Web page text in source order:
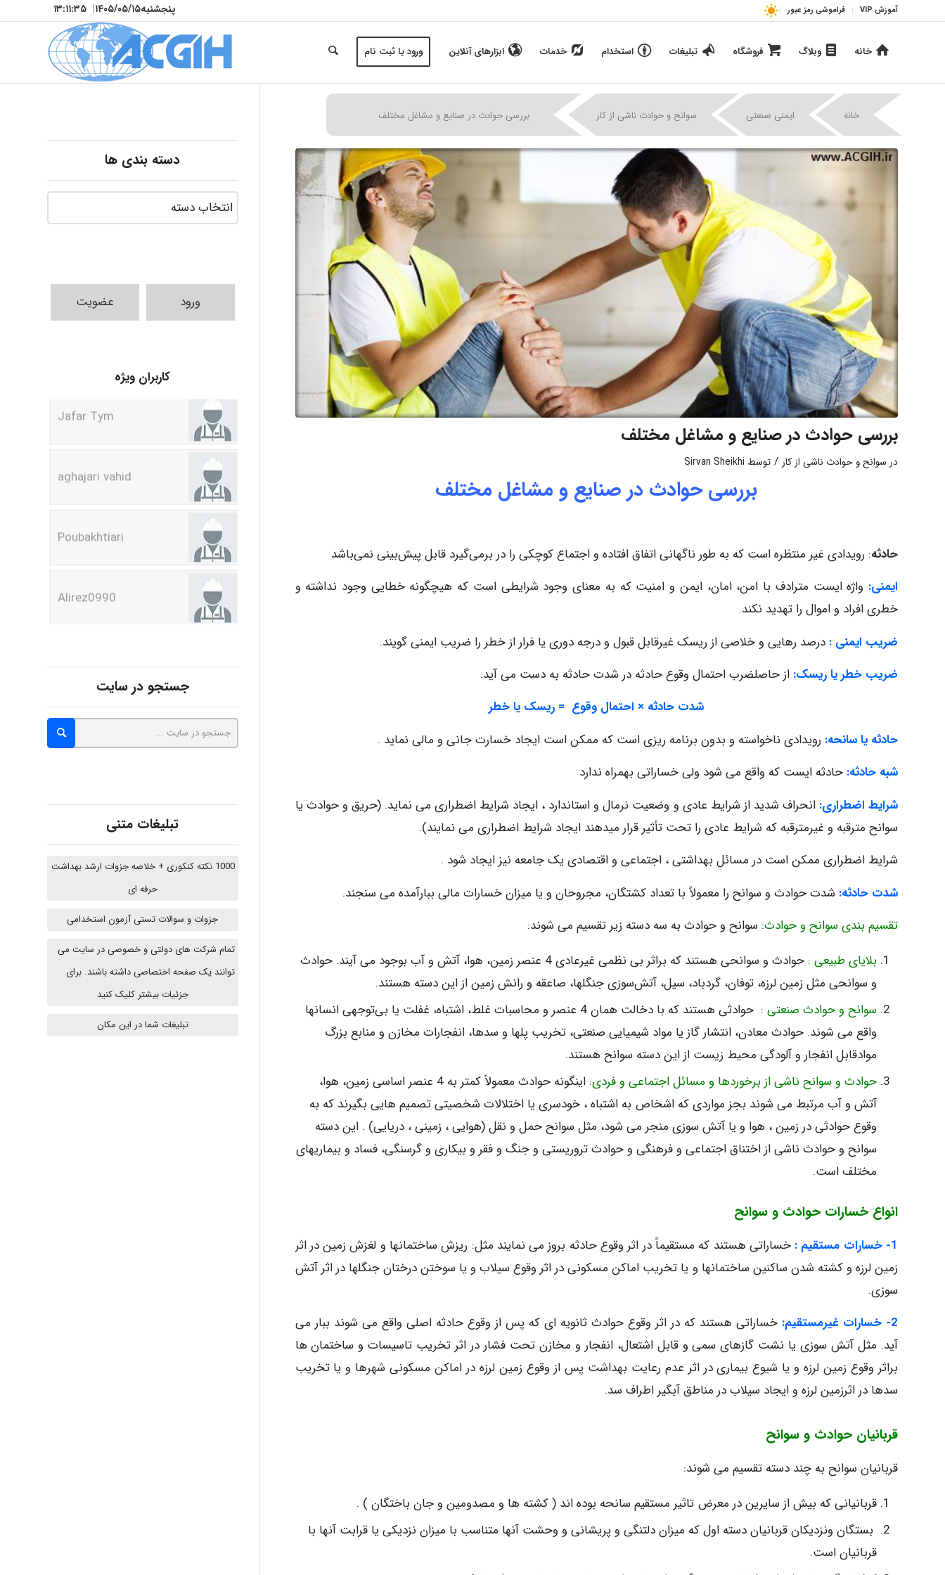
آموزش VIP فراموشی رمز عبور پنجشنبه۱۴۰۵/۰۵/۱۵| ۱۳:۱۱:۳۷
خانه وبلاگ فروشگاه تبلیغات استخدام خدمات ابزارهای آنلاین ورود یا ثبت نام
خانه ایمنی صنعتی | سوانح و حوادث ناشی از کار بررسی حوادث در صنایع و مشاغل مختلف
بررسی حوادث در صنایع و مشاغل مختلف
در سوانح و حوادث ناشی از کار / توسط Sirvan Sheikhi
بررسی حوادث در صنایع و مشاغل مختلف
حادثه: رویدادی غیر منتظره است که به طور ناگهانی اتفاق افتاده و اجتماع کوچکی را در برمی‌گیرد قابل پیش‌بینی نمی‌باشد
ایمنی: واژه ایست مترادف با امن، امان، ایمن و امنیت که به معنای وجود شرایطی است که هیچگونه خطایی وجود نداشته و
خطری افراد و اموال را تهدید نکند.
ضریب ایمنی : درصد رهایی و خلاصی از ریسک غیرقابل قبول و درجه دوری یا فرار از خطر را ضریب ایمنی گویند.
ضریب خطر یا ریسک: از حاصلضرب احتمال وقوع حادثه در شدت حادثه به دست می آید:
شدت حادثه × احتمال وقوع = ریسک یا خطر
حادثه یا سانحه: رویدادی ناخواسته و بدون برنامه ریزی است که ممکن است ایجاد خسارت جانی و مالی نماید .
شبه حادثه: حادثه ایست که واقع می شود ولی خساراتی بهمراه ندارد
شرایط اضطراری: انحراف شدید از شرایط عادی و وضعیت نرمال و استاندارد ، ایجاد شرایط اضطراری می نماید. (حریق و حوادث یا
سوانح مترقبه و غیرمترقبه که شرایط عادی را تحت تأثیر قرار میدهند ایجاد شرایط اضطراری می نمایند).
شرایط اضطراری ممکن است در مسائل بهداشتی ، اجتماعی و اقتصادی یک جامعه نیز ایجاد شود .
شدت حادثه: شدت حوادث و سوانح را معمولاً با تعداد کشتگان، مجروحان و یا میزان خسارات مالی ببارآمده می سنجند.
تقسیم بندی سوانح و حوادث: سوانح و حوادث به سه دسته زیر تقسیم می شوند:
بلایای طبیعی :
حوادث و سوانحی هستند که براثر بی نظمی غیرعادی 4 عنصر زمین، هوا، آتش و آب بوجود می آیند. حوادث
و سوانحی مثل زمین لرزه، توفان، گردباد، سیل، آتش‌سوزی جنگلها، صاعقه و رانش زمین از این دسته هستند.
سوانح و حوادث صنعتی :
حوادثی هستند که با دخالت همان 4 عنصر و محاسبات غلط، اشتباه، غفلت یا بی‌توجهی انسانها
واقع می شوند. حوادث معادن، انتشار گاز یا مواد شیمیایی صنعتی، تخریب پلها و سدها، انفجارات مخازن و منابع بزرگ
موادقابل انفجار و آلودگی محیط زیست از این دسته سوانح هستند.
حوادث و سوانح ناشی از برخوردها و مسائل اجتماعی و فردی:
اینگونه حوادث معمولاً کمتر به 4 عنصر اساسی زمین، هوا،
آتش و آب مرتبط می شوند بجز مواردی که اشخاص به اشتباه ، خودسری یا اختلالات شخصیتی تصمیم هایی بگیرند که به
وقوع حوادثی در زمین ، هوا و یا آتش سوزی منجر می شود، مثل سوانح حمل و نقل (هوایی ، زمینی ، دریایی) . این دسته
سوانح و حوادث ناشی از اختناق اجتماعی و فرهنگی و حوادث تروریستی و جنگ و فقر و بیکاری و گرسنگی، فساد و بیماریهای
مختلف است.
انواع خسارات حوادث و سوانح
1- خسارات مستقیم :
خساراتی هستند که مستقیماً در اثر وقوع حادثه بروز می نمایند مثل: ریزش ساختمانها و لغزش زمین در اثر
زمین لرزه و کشته شدن ساکنین ساختمانها و یا تخریب اماکن مسکونی در اثر وقوع سیلاب و یا سوختن درختان جنگلها در اثر آتش
سوزی.
2- خسارات غیرمستقیم:
خساراتی هستند که در اثر وقوع حوادث ثانویه ای که پس از وقوع حادثه اصلی واقع می شوند ببار می
آید. مثل آتش سوزی یا نشت گازهای سمی و قابل اشتعال، انفجار و مخازن تحت فشار در اثر تخریب تاسیسات و ساختمان ها
براثر وقوع زمین لرزه و یا شیوع بیماری در اثر عدم رعایت بهداشت پس از وقوع زمین لرزه در اماکن مسکونی شهرها و یا تخریب
سدها در اثرزمین لرزه و ایجاد سیلاب در مناطق آبگیر اطراف سد.
قربانیان حوادث و سوانح
قربانیان سوانح به چند دسته تقسیم می شوند:
قربانیانی که بیش از سایرین در معرض تاثیر مستقیم سانحه بوده اند ( کشته ها و مصدومین و جان باختگان ) .
بستگان ونزدیکان قربانیان دسته اول که میزان دلتنگی و پریشانی و وحشت آنها متناسب با میزان نزدیکی یا قرابت آنها با
قربانیان است.
دسته بندی ها
ورود عضویت
کاربران ویژه
aghajari vahid
Poubakhtiari
Alirez0990
hosein abdolvand
Kati
emami
Iman Hosseini
Jafar Tym
aghajari vahid
جستجو در سایت
تبلیغات متنی
1000 نکته کنکوری + خلاصه جزوات ارشد بهداشت
حرفه ای
جزوات و سوالات تستی آزمون استخدامی
تمام شرکت های دولتی و خصوصی در سایت می
توانند یک صفحه اختصاصی داشته باشند. برای
جزئیات بیشتر کلیک کنید
تبلیغات شما در این مکان